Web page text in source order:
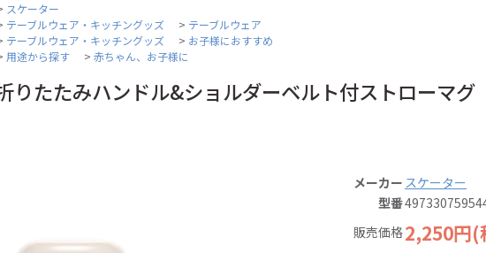
スケーター
テーブルウェア・キッチングッズ > テーブルウェア
テーブルウェア・キッチングッズ > お子様におすすめ
用途から探す > 赤ちゃん、お子様に
りたたみハンドル&ショルダーベルト付ストロー
メーカー スケーター
型番
販売価格2,250円(